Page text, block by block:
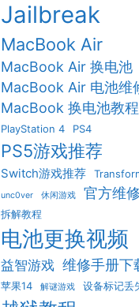
Jailbreak
MacBook Air
MacBook Air 换电池
MacBook Air 电池维
MacBook 换电池教程
PlayStation 4 PS4
PS5游戏推荐
Switch游戏推荐
unc0ver 休闲游戏 官方维
拆解教程
电池更换视频
益智游戏 维修手册下
苹果14 解谜游戏 设备标记丢